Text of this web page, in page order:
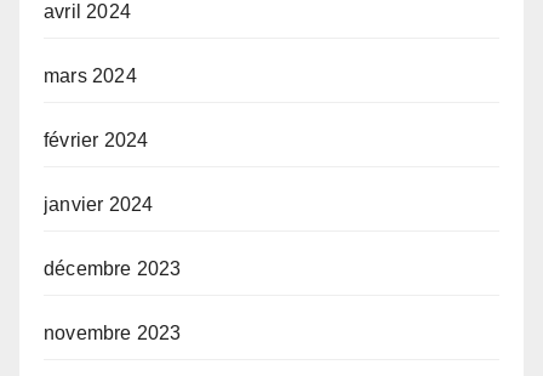
avril 2024
mars 2024
février 2024
janvier 2024
décembre 2023
novembre 2023